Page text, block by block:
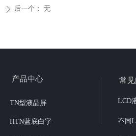
ꄲ 后一个： 无
常
TN型液晶屏
HTN蓝底白字
产品中心